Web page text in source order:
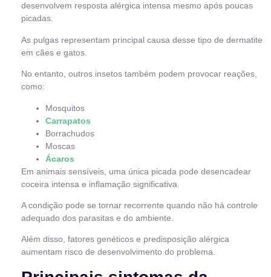
desenvolvem resposta alérgica intensa mesmo após poucas
picadas.
As pulgas representam principal causa desse tipo de dermatite
em cães e gatos.
No entanto, outros insetos também podem provocar reações,
como:
Mosquitos
Carrapatos
Borrachudos
Moscas
Ácaros
Em animais sensíveis, uma única picada pode desencadear
coceira intensa e inflamação significativa.
A condição pode se tornar recorrente quando não há controle
adequado dos parasitas e do ambiente.
Além disso, fatores genéticos e predisposição alérgica
aumentam risco de desenvolvimento do problema.